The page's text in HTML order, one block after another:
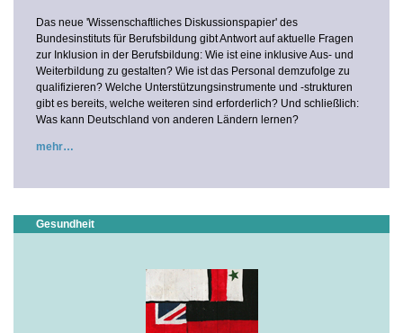
Das neue 'Wissenschaftliches Diskussionspapier' des
Bundesinstituts für Berufsbildung gibt Antwort auf aktuelle Fragen
zur Inklusion in der Berufsbildung: Wie ist eine inklusive Aus- und
Weiterbildung zu gestalten? Wie ist das Personal demzufolge zu
qualifizieren? Welche Unterstützungsinstrumente und -strukturen
gibt es bereits, welche weiteren sind erforderlich? Und schließlich:
Was kann Deutschland von anderen Ländern lernen?
mehr
Gesundheit